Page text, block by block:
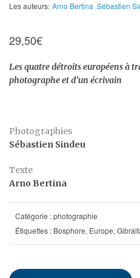
Les auteurs: Arno Bertina .Sébastien
29,50€
Les quatre détroits européens à
photographe et d’un écrivain
Photographies
Sébastien Sindeu
Texte
Arno Bertina
Catégorie :photographie
Étiquettes : Bosphore, Europe,